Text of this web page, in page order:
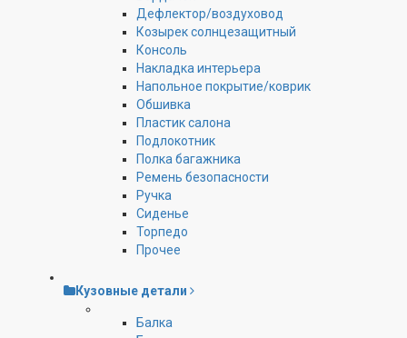
Дефлектор/воздуховод
Козырек солнцезащитный
Консоль
Накладка интерьера
Напольное покрытие/коврик
Обшивка
Пластик салона
Подлокотник
Полка багажника
Ремень безопасности
Ручка
Сиденье
Торпедо
Прочее
Кузовные детали
Балка